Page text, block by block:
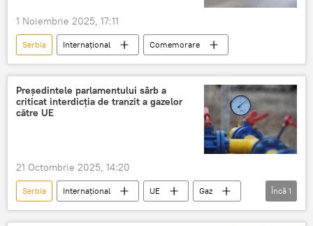
1 Noiembrie 2025, 17:11
Serbia Internațional Comemorare
Președintele parlamentului sârb a
criticat interdicția de tranzit a gazelor
către UE
21 Octombrie 2025, 14:20
Serbia Internațional UE
Gaz
Rusia
Încă 1